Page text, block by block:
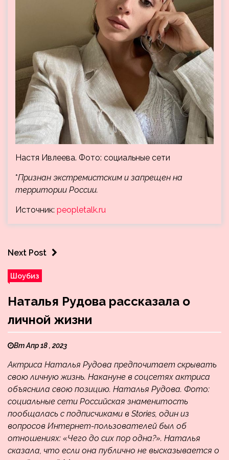
Настя Ивлеева. Фото: социальные сети
*Признан экстремистским и запрещен на
территории России.
Источник: peopletalk.ru
Next Post
Шоубиз
Наталья Рудова рассказала о
личной жизни
Вт Апр 18 , 2023
Актриса Наталья Рудова предпочитает скрывать
свою личную жизнь. Накануне в соцсетях актриса
объяснила свою позицию. Наталья Рудова. Фото:
социальные сети Российская знаменитость
пообщалась с подписчиками в Stories, один из
вопросов Интернет-пользователей был об
отношениях: «Чего до сих пор одна?». Наталья
сказала, что если она публично не высказывается о